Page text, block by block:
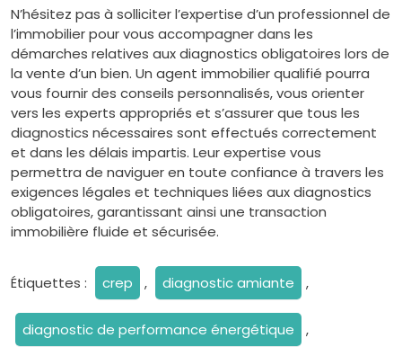
N’hésitez pas à solliciter l’expertise d’un professionnel de
l’immobilier pour vous accompagner dans les
démarches relatives aux diagnostics obligatoires lors de
la vente d’un bien. Un agent immobilier qualifié pourra
vous fournir des conseils personnalisés, vous orienter
vers les experts appropriés et s’assurer que tous les
diagnostics nécessaires sont effectués correctement
et dans les délais impartis. Leur expertise vous
permettra de naviguer en toute confiance à travers les
exigences légales et techniques liées aux diagnostics
obligatoires, garantissant ainsi une transaction
immobilière fluide et sécurisée.
Étiquettes : crep , diagnostic amiante ,
diagnostic de performance énergétique ,